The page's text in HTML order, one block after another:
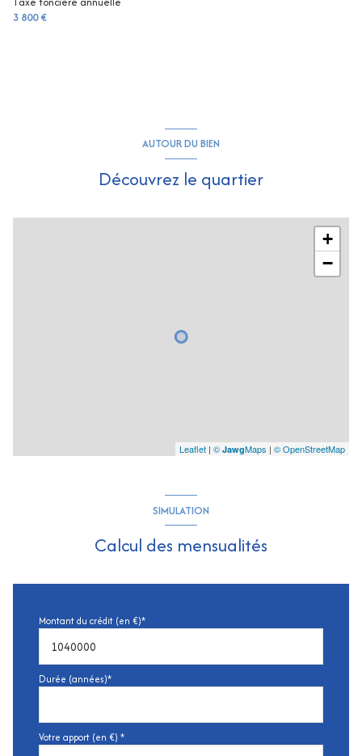
3 800 €
AUTOUR DU BIEN
Découvrez le quartier
+
−
Leaflet | © JawgMaps | © OpenStreetMap
SIMULATION
Calcul des mensualités
Montant du crédit (en €)*
Durée (années)*
Votre apport (en €) *